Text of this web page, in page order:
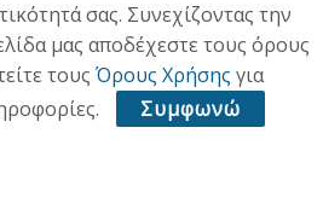
σας. Συνεχίζοντας την
μας αποδέχεστε τους όρους
τους Όρους Χρήσης για
Συμφωνώ